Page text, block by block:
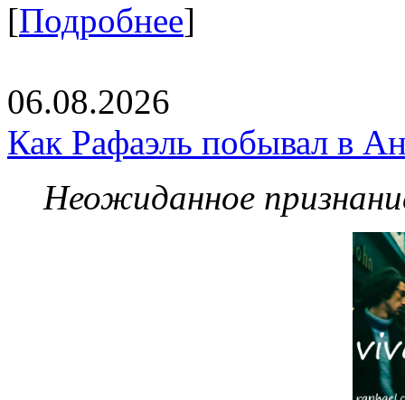
[Подробнее]
06.08.2026
Как Рафаэль побывал в
Неожиданное